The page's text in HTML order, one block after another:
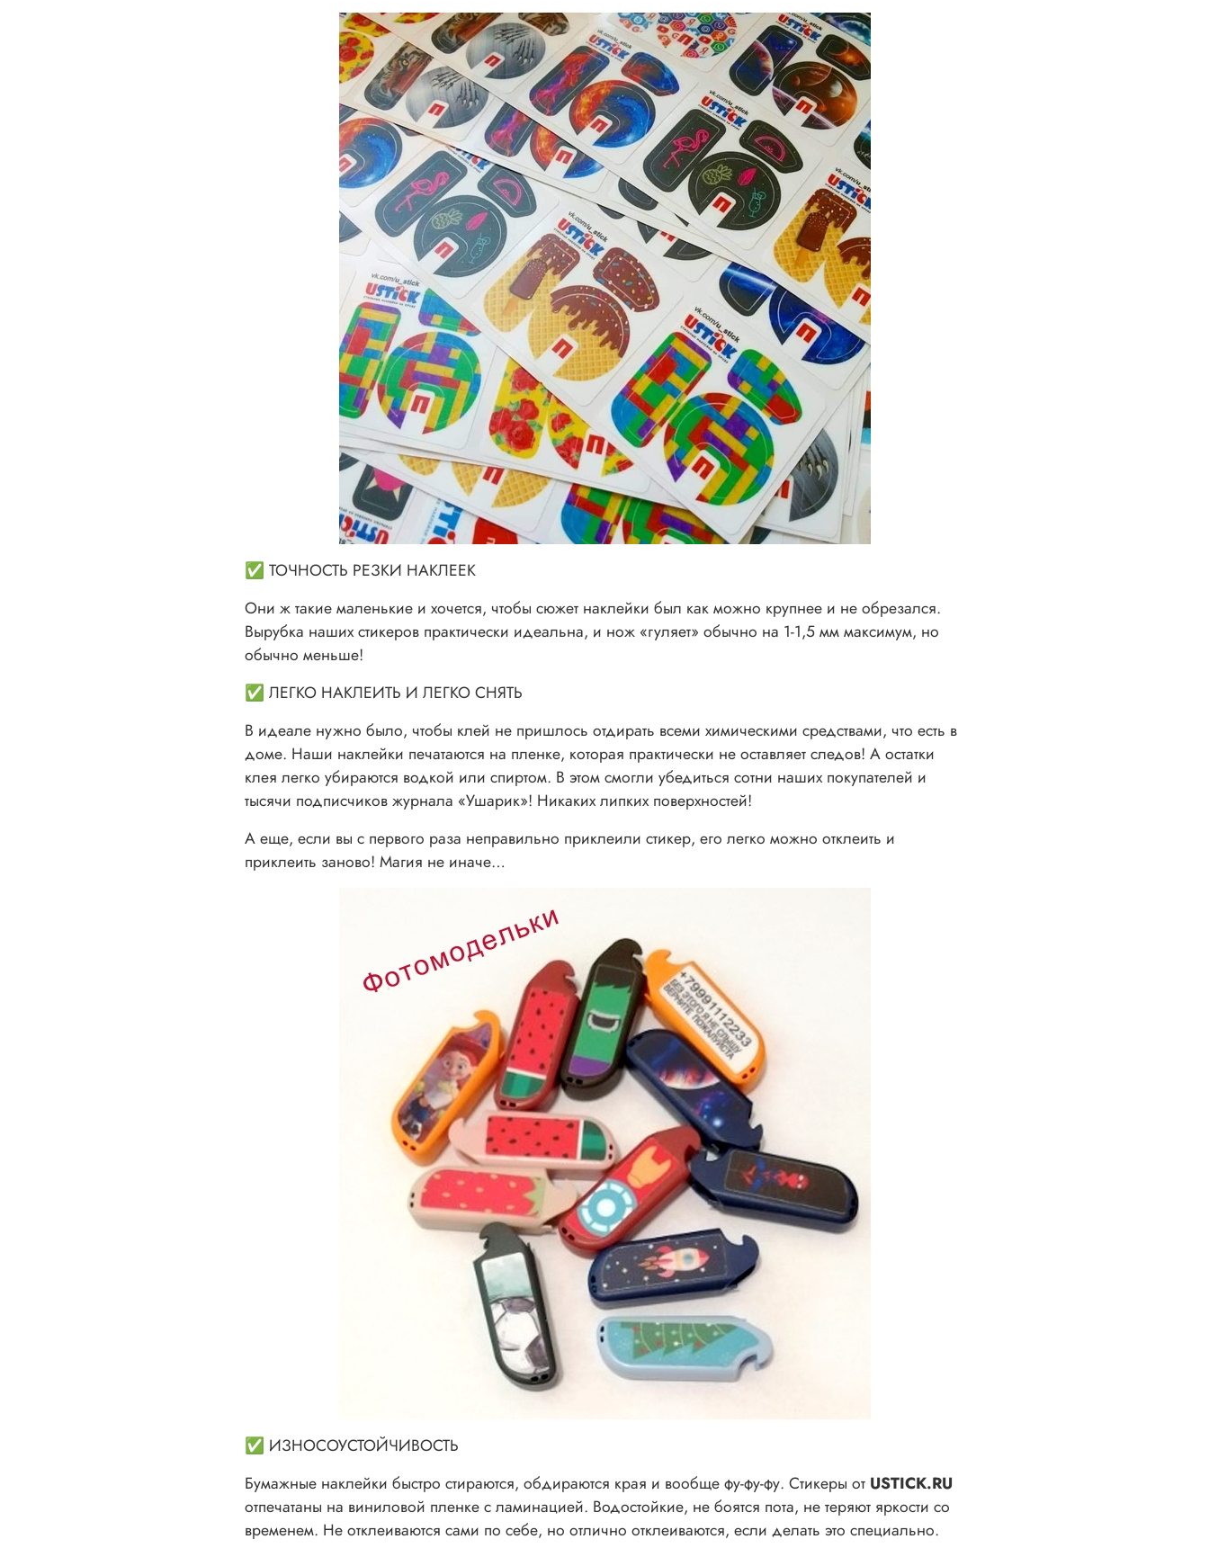
✅ ТОЧНОСТЬ РЕЗКИ НАКЛЕЕК
Они ж такие маленькие и хочется, чтобы сюжет наклейки был как можно крупнее и не обрезался.
Вырубка наших стикеров практически идеальна, и нож «гуляет» обычно на 1-1,5 мм максимум, но
обычно меньше!
✅ ЛЕГКО НАКЛЕИТЬ И ЛЕГКО СНЯТЬ
В идеале нужно было, чтобы клей не пришлось отдирать всеми химическими средствами, что есть в
доме. Наши наклейки печатаются на пленке, которая практически не оставляет следов! А остатки
клея легко убираются водкой или спиртом. В этом смогли убедиться сотни наших покупателей и
тысячи подписчиков журнала «Ушарик»! Никаких липких поверхностей!
А еще, если вы с первого раза неправильно приклеили стикер, его легко можно отклеить и
приклеить заново! Магия не иначе…
✅ ИЗНОСОУСТОЙЧИВОСТЬ
Бумажные наклейки быстро стираются, обдираются края и вообще фу-фу-фу. Стикеры от USTICK.RU
отпечатаны на виниловой пленке с ламинацией. Водостойкие, не боятся пота, не теряют яркости со
временем. Не отклеиваются сами по себе, но отлично отклеиваются, если делать это специально.